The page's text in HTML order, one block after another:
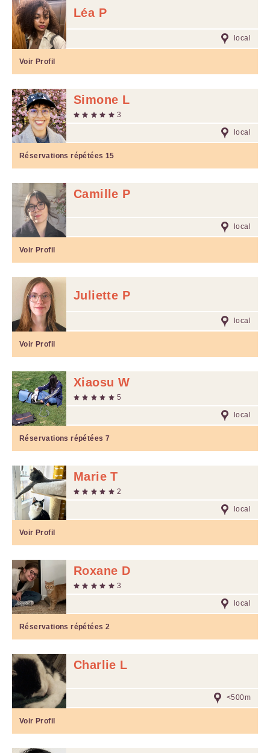
Léa P
local
Voir Profil
Simone L
3
local
Réservations répétées 15
Camille P
local
Voir Profil
Juliette P
local
Voir Profil
Xiaosu W
5
local
Réservations répétées 7
Marie T
2
local
Voir Profil
Roxane D
3
local
Réservations répétées 2
Charlie L
<500m
Voir Profil